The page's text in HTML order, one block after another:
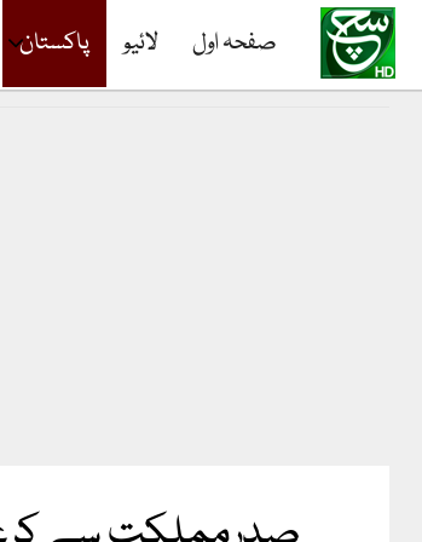
صفحہ اول لائیو پاکستان